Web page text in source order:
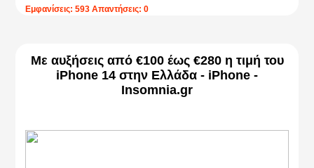
Εμφανίσεις: 593 Απαντήσεις: 0
Με αυξήσεις από €100 έως €280 η τιμή του
iPhone 14 στην Ελλάδα - iPhone -
Insomnia.gr